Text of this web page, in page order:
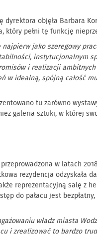
objęła Barbara
który pełni tę funkcję
jako szeregowy
instytucjonalnym
i realizacji
w idealną, spójną całość
tu zarówno
galeria sztuki, w której
w latach
rezydencja odzyskała
reprezentacyjną salę z
do pałacu jest
władz miasta
i zrealizować to bardzo